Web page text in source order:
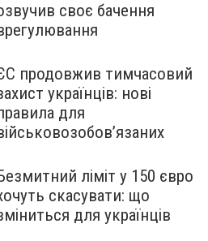
своє бачення
продовжив тимчасовий
українців: нові
для
ліміт у 150 євро
скасувати: що
для українців